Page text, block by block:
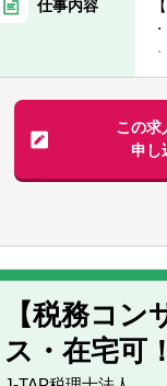
仕事内容
この求
申し
【税務コ
ス・在宅可